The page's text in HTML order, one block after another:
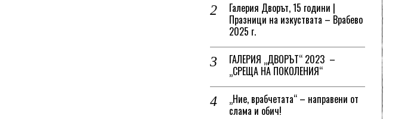
Галерия Дворът, 15 години |
Празници на изкуствата – Врабево
2025 г.
ГАЛЕРИЯ „ДВОРЪТ“ 2023 –
„СРЕЩА НА ПОКОЛЕНИЯ“
„Ние, врабчетата“ – направени от
слама и обич!